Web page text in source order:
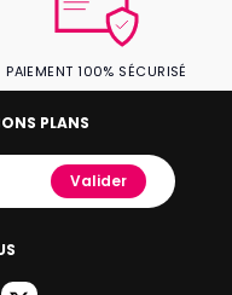
PAIEMENT 100% SÉCURISÉ
PLANS
Valider